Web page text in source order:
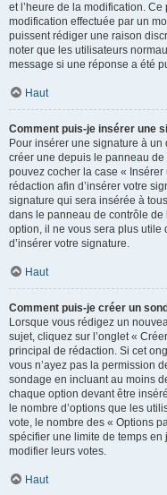
et l’heure de la modification. Ce
modification effectuée par un
puissent rédiger une raison
noter que les utilisateurs
message si une réponse a été
Haut
Comment puis-je insérer une
Pour insérer une signature à un
créer une depuis le panneau de
pouvez cocher la case «
rédaction afin d’insérer votre
signature qui sera insérée à
dans le panneau de contrôle de
option, il ne vous sera plus utile
d’insérer votre signature.
Haut
Comment puis-je créer un
Lorsque vous rédigez un
sujet, cliquez sur l’onglet «
principal de rédaction. Si cet
vous n’ayez pas la permission
sondage en incluant au moins
chaque option devant être
le nombre d’options que les
vote, le nombre des « Options
spécifier une limite de temps
modifier leurs votes.
Haut